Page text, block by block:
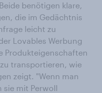
benötigen klare,
die im Gedächtnis
leicht zu
Lovables Werbung
Produkteigenschaften
transportieren, wie
zeigt. "Wenn man
sie mit Perwoll